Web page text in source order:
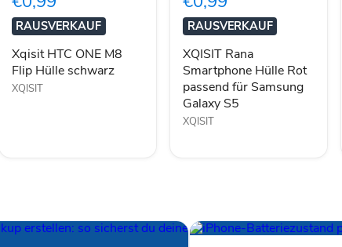
Hülle
schwarz
RAUSVERKAUF
Xqisit HTC ONE M8
Flip Hülle schwarz
XQISIT
passend
für
Samsung
Galaxy
S5
RAUSVERKAUF
XQISIT Rana
Smartphone Hülle Rot
passend für Samsung
Galaxy S5
XQISIT